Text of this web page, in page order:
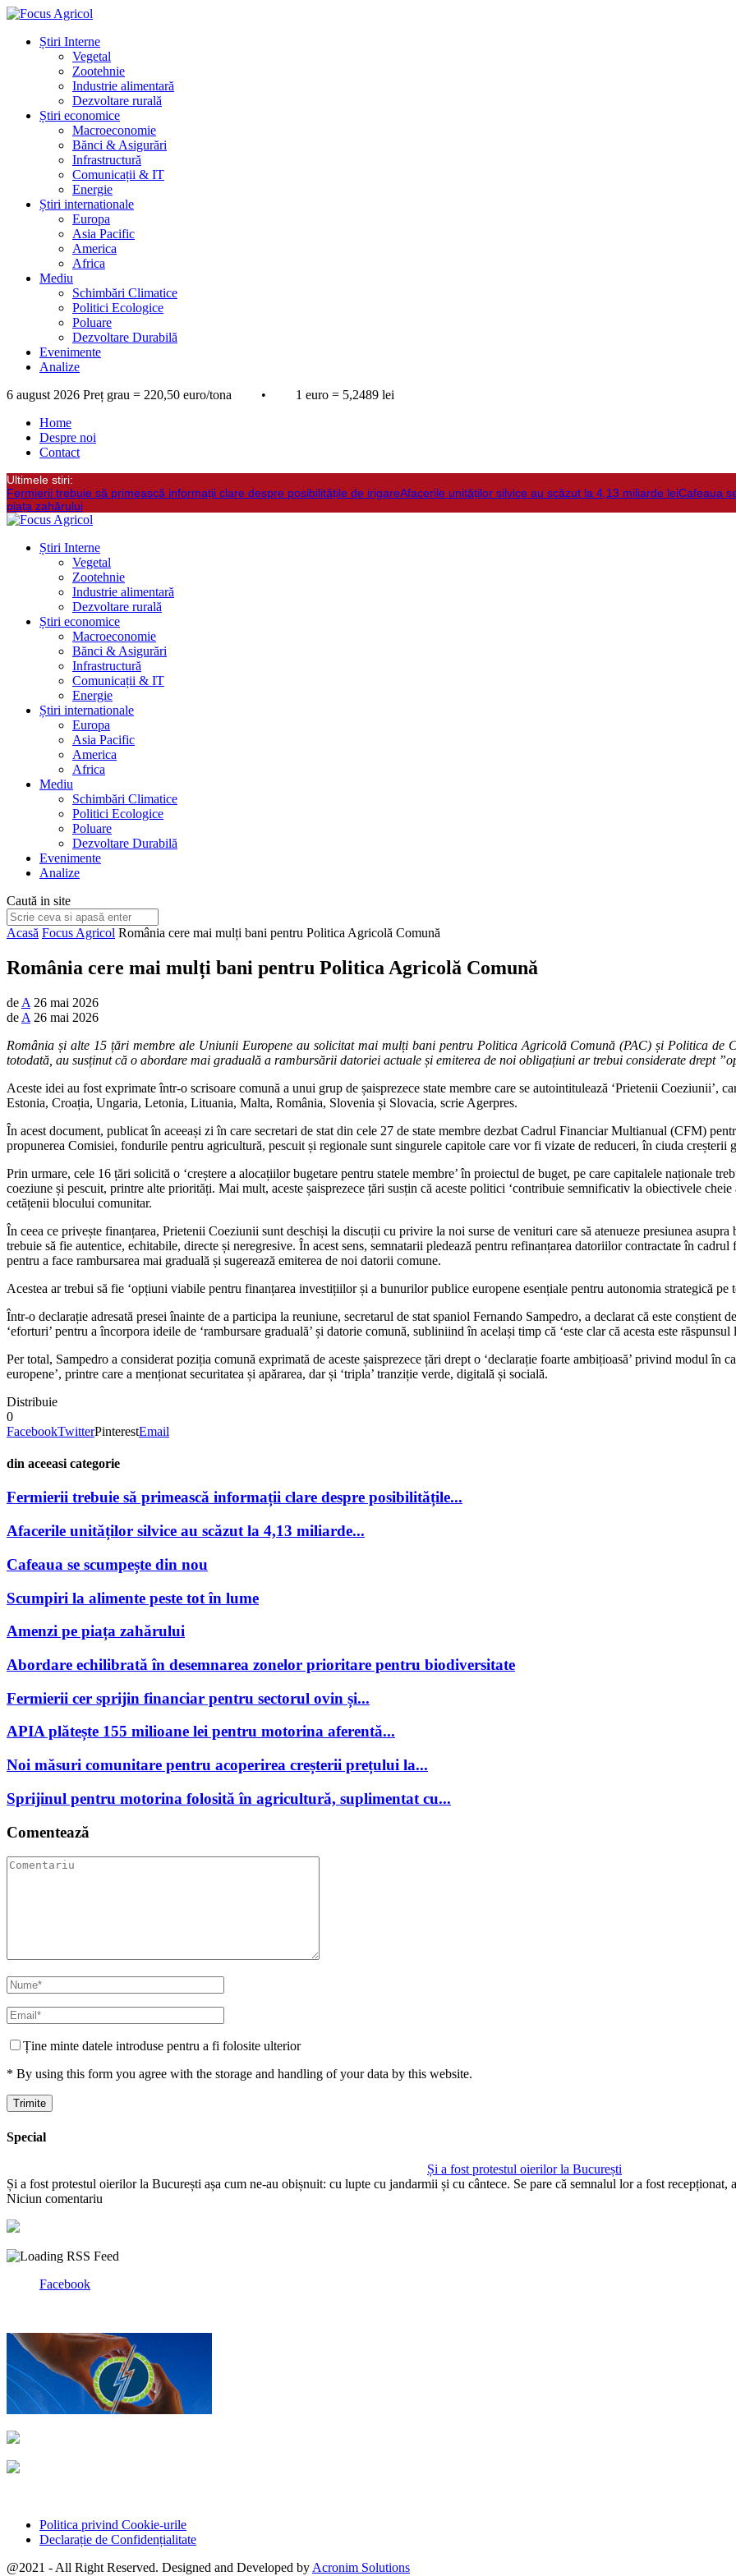
Știri Interne
Vegetal
Zootehnie
Industrie alimentară
Dezvoltare rurală
Știri economice
Macroeconomie
Bănci & Asigurări
Infrastructură
Comunicații & IT
Energie
Știri internationale
Europa
Asia Pacific
America
Africa
Mediu
Schimbări Climatice
Politici Ecologice
Poluare
Dezvoltare Durabilă
Evenimente
Analize
6 august 2026 Preț grau = 220,50 euro/tona • 1 euro = 5,2489 lei
Home
Despre noi
Contact
Ultimele stiri:
Fermierii trebuie să primească informații clare despre posibilitățile de irigareAfacerile unităților silvice au scăzut la 4,13 miliarde leiCafeaua
piața zahărului
Știri Interne
Vegetal
Zootehnie
Industrie alimentară
Dezvoltare rurală
Știri economice
Macroeconomie
Bănci & Asigurări
Infrastructură
Comunicații & IT
Energie
Știri internationale
Europa
Asia Pacific
America
Africa
Mediu
Schimbări Climatice
Politici Ecologice
Poluare
Dezvoltare Durabilă
Evenimente
Analize
Caută in site
Acasă Focus Agricol România cere mai mulți bani pentru Politica Agricolă Comună
România cere mai mulți bani pentru Politica Agricolă Comună
de A 26 mai 2026
de A 26 mai 2026
România și alte 15 țări membre ale Uniunii Europene au solicitat mai mulți bani pentru Politica Agricolă Comună (PAC) și Politica de
totodată, au susținut că o abordare mai graduală a rambursării datoriei actuale și emiterea de noi obligațiuni ar trebui considerate drept
Aceste idei au fost exprimate într-o scrisoare comună a unui grup de șaisprezece state membre care se autointitulează ‘Prietenii Coeziunii’,
Estonia, Croația, Ungaria, Letonia, Lituania, Malta, România, Slovenia și Slovacia, scrie Agerpres.
În acest document, publicat în aceeași zi în care secretari de stat din cele 27 de state membre dezbat Cadrul Financiar Multianual (CFM)
propunerea Comisiei, fondurile pentru agricultură, pescuit și regionale sunt singurele capitole care vor fi vizate de reduceri, în ciuda creșterii
Prin urmare, cele 16 țări solicită o ‘creștere a alocațiilor bugetare pentru statele membre’ în proiectul de buget, pe care capitalele naționale
coeziune și pescuit, printre alte priorități. Mai mult, aceste șaisprezece țări susțin că aceste politici ‘contribuie semnificativ la obiectivele
cetățenii blocului comunitar.
În ceea ce privește finanțarea, Prietenii Coeziunii sunt deschiși la discuții cu privire la noi surse de venituri care să atenueze presiunea
trebuie să fie autentice, echitabile, directe și neregresive. În acest sens, semnatarii pledează pentru refinanțarea datoriilor contractate în
pentru a face rambursarea mai graduală și sugerează emiterea de noi datorii comune.
Acestea ar trebui să fie ‘opțiuni viabile pentru finanțarea investițiilor și a bunurilor publice europene esențiale pentru autonomia strategică pe
Într-o declarație adresată presei înainte de a participa la reuniune, secretarul de stat spaniol Fernando Sampedro, a declarat că este conștient
‘eforturi’ pentru a încorpora ideile de ‘rambursare graduală’ și datorie comună, subliniind în același timp că ‘este clar că acesta este
Per total, Sampedro a considerat poziția comună exprimată de aceste șaisprezece țări drept o ‘declarație foarte ambițioasă’ privind modul în
europene’, printre care a menționat securitatea și apărarea, dar și ‘tripla’ tranziție verde, digitală și socială.
Distribuie
0
FacebookTwitterPinterestEmail
din aceeasi categorie
Fermierii trebuie să primească informații clare despre posibilitățile...
Afacerile unităților silvice au scăzut la 4,13 miliarde...
Cafeaua se scumpește din nou
Scumpiri la alimente peste tot în lume
Amenzi pe piața zahărului
Abordare echilibrată în desemnarea zonelor prioritare pentru biodiversitate
Fermierii cer sprijin financiar pentru sectorul ovin și...
APIA plătește 155 milioane lei pentru motorina aferentă...
Noi măsuri comunitare pentru acoperirea creșterii prețului la...
Sprijinul pentru motorina folosită în agricultură, suplimentat cu...
Comentează
Ține minte datele introduse pentru a fi folosite ulterior
* By using this form you agree with the storage and handling of your data by this website.
Special
Și a fost protestul oierilor la București
Și a fost protestul oierilor la București așa cum ne-au obișnuit: cu lupte cu jandarmii și cu cântece. Se pare că semnalul lor a fost recepționat,
Niciun comentariu
Facebook
Politica privind Cookie-urile
Declarație de Confidențialitate
@2021 - All Right Reserved. Designed and Developed by Acronim Solutions